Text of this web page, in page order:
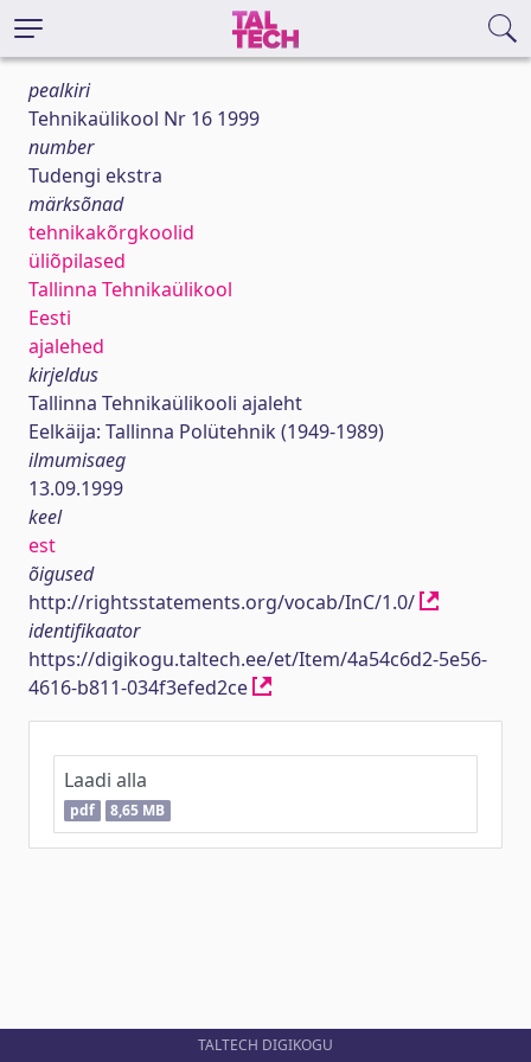
pealkiri
Tehnikaülikool Nr 16 1999
number
Tudengi ekstra
märksõnad
tehnikakõrgkoolid
üliõpilased
Tallinna Tehnikaülikool
Eesti
ajalehed
kirjeldus
Tallinna Tehnikaülikooli ajaleht
Eelkäija: Tallinna Polütehnik (1949-1989)
ilmumisaeg
13.09.1999
keel
est
õigused
http://rightsstatements.org/vocab/InC/1.0/
identifikaator
https://digikogu.taltech.ee/et/Item/4a54c6d2-5e56-
4616-b811-034f3efed2ce
Laadi alla
pdf 8,65 MB
TALTECH DIGIKOGU